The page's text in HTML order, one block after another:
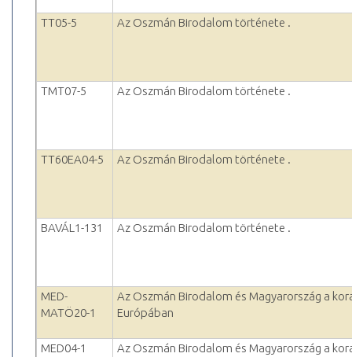
TT05-5 Az Oszmán Birodalom története .
TMT07-5 Az Oszmán Birodalom története .
TT60EA04-5 Az Oszmán Birodalom története .
BAVÁL1-131 Az Oszmán Birodalom története .
MED-
MATÖ20-1
Az Oszmán Birodalom és Magyarország a
Európában
MED04-1 Az Oszmán Birodalom és Magyarország a